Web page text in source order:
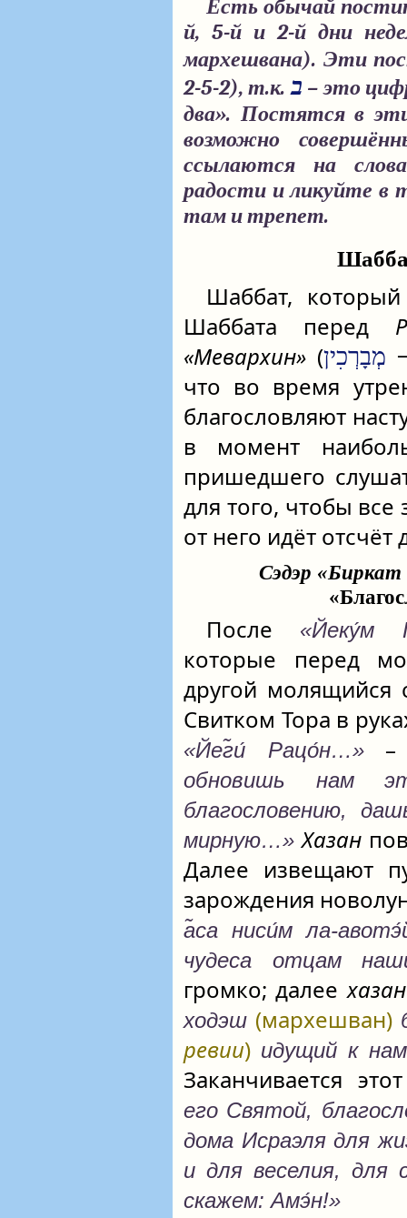
Есть обычай
й, 5-й и 2-й дни
мархешвана). Эти
2-5-2), т.к.ב – это
два». Постятся в
возможно
ссылаются на
радости и ликуйте в
там и трепет.
Шаббат,
Шаббата перед
«Мевархин» (מְבָרְכִין
что во время
благословляют
в момент
пришедшего
для того, чтобы
от него идёт отсчёт
Сэдэр «Биркат
После «Йеку́м
которые перед
другой молящийся
Свитком Тора в
«Йег̃и́ Рацо́н…»
обновишь нам
благословению,
мирную…» Хазан
Далее извещают
зарождения
а̃са ниси́м ла-
чудеса отцам
громко; далеехазан
ходэш (мархешван)
ревии) идущий к
Заканчивается
его Святой,
дома Исраэля для
и для веселия, для
скажем: Амэ́н!»